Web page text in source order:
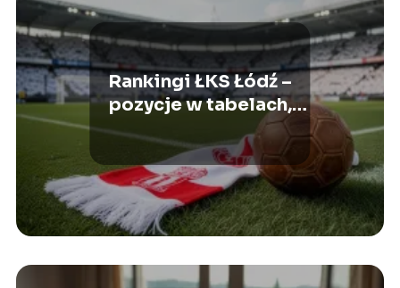
Rankingi ŁKS Łódź –
pozycje w tabelach,
statystyki klubowe